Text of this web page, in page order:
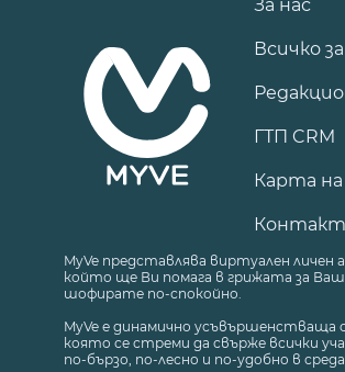
За нас
Всичко
ГТП CRM
Карта
MyVe представлява виртуален
който ще Ви помага в грижата за
шофирате по-спокойно.
MyVe е динамично усъвършенстваща
която се стреми да свърже всички
по-бързо, по-лесно и по-удобно в